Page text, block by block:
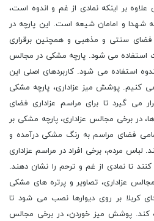
بر اینکه نمادی از غم و اندوه است،
شهدا و امامان شیعه است. این پارچه در
فضای سنتی و مذهبی و همچنین برقراری
استفاده می شود. پارچه مشکی در مجالس
استفاده می شود. کاربردهای اصلی این
می کنیم. پوشش میز عزاداری، پارچه مشکی
می گیرد تا برای مراسم عزاداری فضای
در برخی مجالس عزاداری، پارچه مشکی بر
فضای مراسم به رنگ مشکی درآمده و
لباس مردم، برخی افراد در مراسم عزاداری
تا نمادی از غم و ترحم را نشان دهند.
مجالس عزاداری، تصاویر و پرتره های مشکی
کربلا بر روی دیوارها نصب می شود تا
کند. پوشش میز خوردن، در برخی مجالس